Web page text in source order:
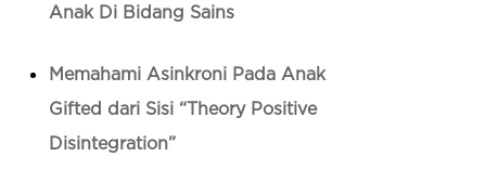
Anak Di Bidang Sains
Memahami Asinkroni Pada Anak
Gifted dari Sisi “Theory Positive
Disintegration”